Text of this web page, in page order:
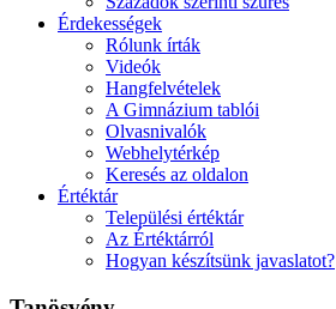
Érdekességek
Rólunk írták
Videók
Hangfelvételek
A Gimnázium tablói
Olvasnivalók
Webhelytérkép
Keresés az oldalon
Értéktár
Települési értéktár
Az Értéktárról
Hogyan készítsünk javaslatot?